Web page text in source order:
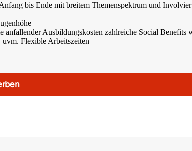
bis Ende mit breitem Themenspektrum und
Ausbildungskosten zahlreiche Social Benefits
uvm. Flexible Arbeitszeiten